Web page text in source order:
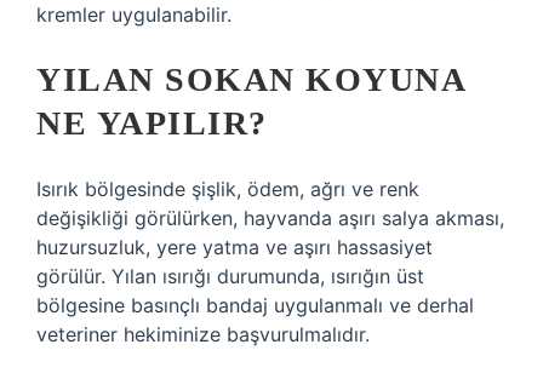
kremler uygulanabilir.
YILAN SOKAN KOYUNA
NE YAPILIR?
Isırık bölgesinde şişlik, ödem, ağrı ve renk
değişikliği görülürken, hayvanda aşırı salya akması,
huzursuzluk, yere yatma ve aşırı hassasiyet
görülür. Yılan ısırığı durumunda, ısırığın üst
bölgesine basınçlı bandaj uygulanmalı ve derhal
veteriner hekiminize başvurulmalıdır.